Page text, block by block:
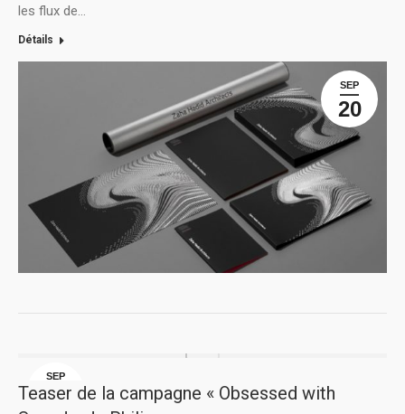
les flux de…
Détails
SEP
20
SEP
20
Teaser de la campagne « Obsessed with